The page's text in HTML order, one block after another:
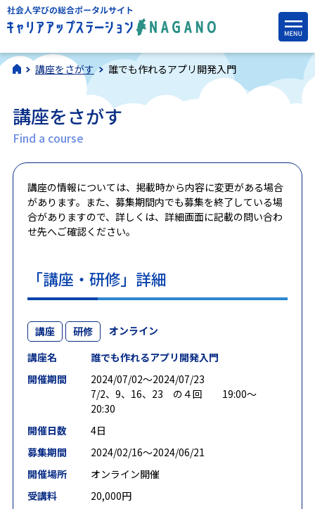
講座をさがす 誰でも作れるアプリ開発入門
講座をさがす
Find a course
講座の情報については、掲載時から内容に変更がある場合
があります。また、募集期間内でも募集を終了している場
合がありますので、詳しくは、詳細画面に記載の問い合わ
せ先へご確認ください。
「講座・研修」詳細
講座 研修
オンライン
講座名
誰でも作れるアプリ開発入門
開催期間
2024/07/02〜2024/07/23
7/2、9、16、23 の４回 19:00～
20:30
開催日数
4日
募集期間
2024/02/16〜2024/06/21
開催場所
オンライン開催
受講料
20,000円